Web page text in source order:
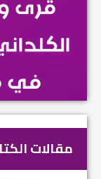
مقالات